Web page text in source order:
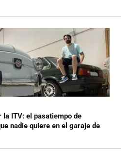
la ITV: el pasatiempo de
nadie quiere en el garaje de